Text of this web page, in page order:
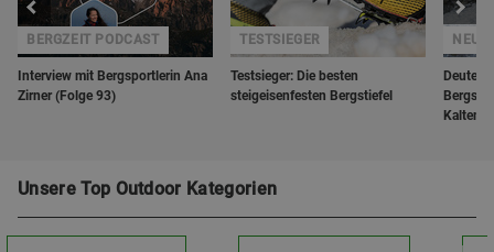
Interview mit Bergsportlerin Ana
Zirner (Folge 93)
BERGZEIT PODCAST
Testsieger: Die besten
steigeisenfesten Bergstiefel
TESTSIEGER
Deuter
Unsere Top Outdoor Kategorien